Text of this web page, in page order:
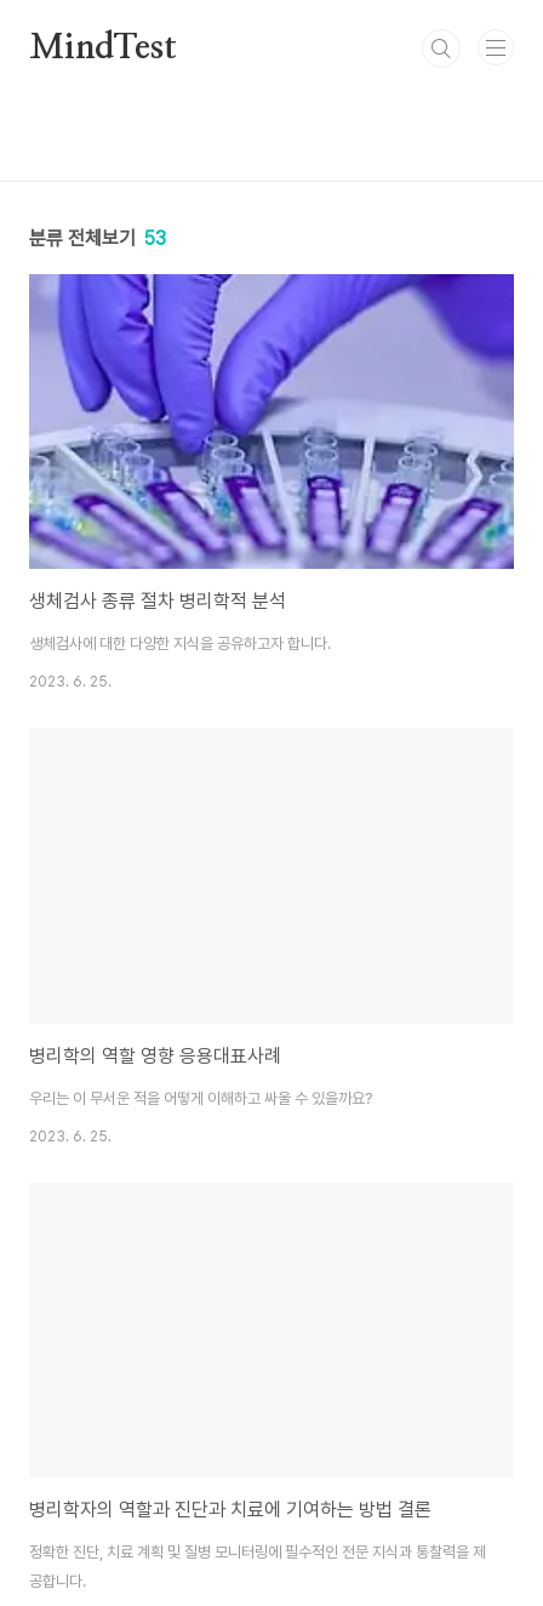
MindTest
분류 전체보기 53
생체검사 종류 절차 병리학적 분석
생체검사에 대한 다양한 지식을 공유하고자 합니다.
2023. 6. 25.
병리학의 역할 영향 응용대표사례
우리는 이 무서운 적을 어떻게 이해하고 싸울 수 있을까요?
2023. 6. 25.
병리학자의 역할과 진단과 치료에 기여하는 방법 결론
정확한 진단, 치료 계획 및 질병 모니터링에 필수적인 전문 지식과 통찰력을 제
공합니다.